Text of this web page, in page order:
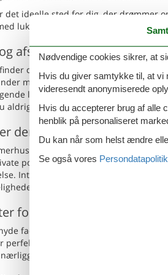
det ideelle sted for dig, der drømmer
luksuriøs afslapning i
afslapning i naturskønne
du moderne sommerhuse med
med en svømmetur i den
landskab. Sommerhusene er
aldrig går glip af den betagende
der opfylder alle behov
er udstyret med en række
pools, byder mange af husene på
Interiøret i sommerhusene er
hvilket gør det nemt at føle sig
for hele familien
faciliteterne i dit sommerhus,
perfekt for natur- og
strande og skove tilbyder
Nødvendige cookies sikrer, at
Hvis du giver samtykke til, at vi
videresendt anonymiserede
Hvis du accepterer brug af alle
henblik på personaliseret
Du kan når som helst ændre
Se også vores Persondatapolitik